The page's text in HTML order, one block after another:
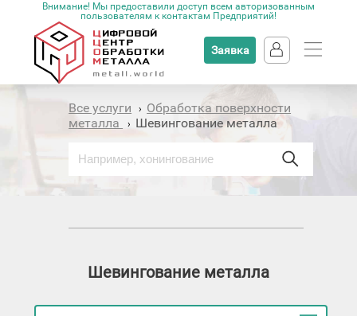
Внимание! Мы предоставили доступ всем авторизованным
пользователям к контактам Предприятий!
Заявка
Все услуги › Обработка поверхности
металла
› Шевингование металла
Шевингование металла